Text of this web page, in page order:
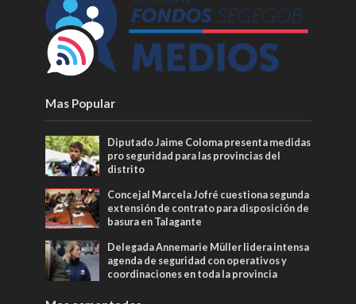
Mas Popular
Diputado Jaime Coloma presenta medidas
pro seguridad para las provincias del
distrito
Concejal Marcela Jofré cuestiona segunda
extensión de contrato para disposición de
basura en Talagante
Delegada Annemarie Müller lidera intensa
agenda de seguridad con operativos y
coordinaciones en toda la provincia